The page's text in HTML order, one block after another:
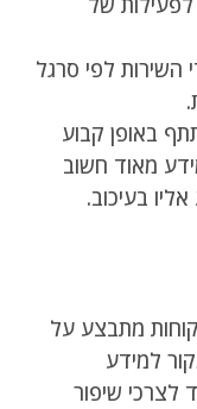
השירות לפי סרגל
באופן קבוע
מאוד חשוב
בעיכוב.
מתבצע על
למידע
לצרכי שיפור